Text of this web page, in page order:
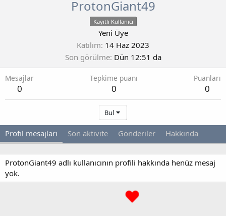
ProtonGiant49
Kayıtlı Kullanıcı
Yeni Üye
Katılım 14 Haz 2023
Son görülme Dün 12:51 da
Mesajlar
0
Tepkime puanı
0
Puanları
0
Bul
Profil mesajları Son aktivite Gönderiler Hakkında
ProtonGiant49 adlı kullanıcının profili hakkında henüz mesaj
yok.